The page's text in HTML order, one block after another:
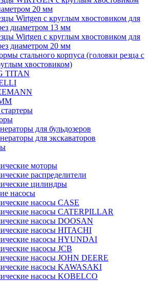
20 мм
Wirtgen с круглым хвостовиком для
диаметром 13 мм
Wirtgen с круглым хвостовиком для
диаметром 20 мм
стального корпуса (головки резца с
хвостовиком)
TITAN
для бульдозеров
для экскаваторов
моторы
распределители
цилиндры
насосы
насосы CASE
насосы CATERPILLAR
насосы DOOSAN
насосы HITACHI
насосы HYUNDAI
насосы JCB
насосы JOHN DEERE
насосы KAWASAKI
насосы KOBELCO